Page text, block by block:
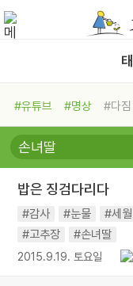
#유튜브 #명상 #다짐
#비전캠프
#독서캠프
#희망
#나눔 #친구
#독서
#건강 #면역력
밥은 징검다리다
#감사 #눈물 #세월
#고추장
#손녀딸
2015.9.19. 토요일